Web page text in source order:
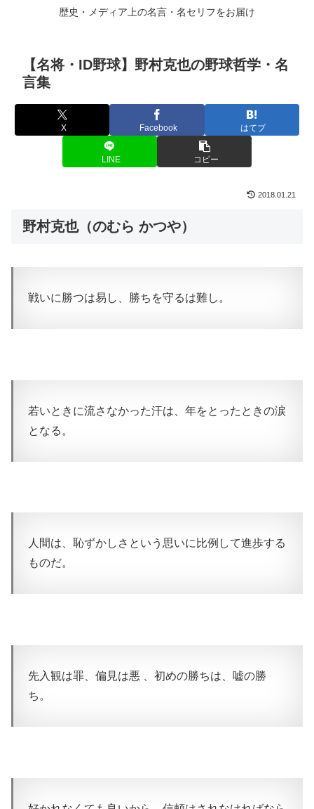
歴史・メディア上の名言・名セリフをお届け
【名将・ID野球】野村克也の野球哲学・名
言集
X Facebook はてブ
LINE コピー
2018.01.21
野村克也（のむら かつや）
戦いに勝つは易し、勝ちを守るは難し。
若いときに流さなかった汗は、年をとったときの涙
となる。
人間は、恥ずかしさという思いに比例して進歩する
ものだ。
先入観は罪、偏見は悪 、初めの勝ちは、嘘の勝
ち。